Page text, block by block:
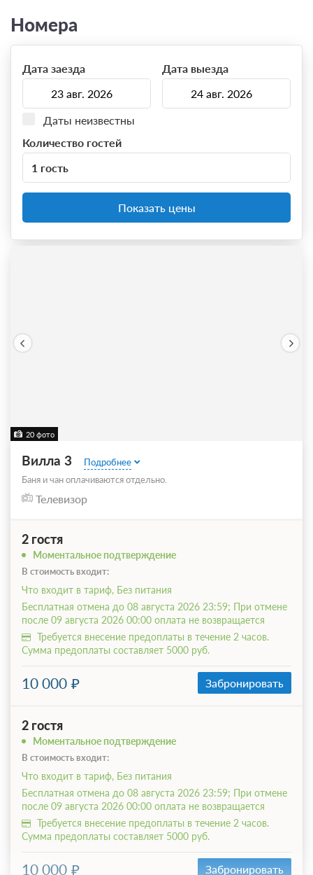
Номера
Дата заезда Дата выезда
Даты неизвестны
Количество гостей
1 гость
Показать цены
20 фото
Вилла 3
Подробнее
Баня и чан оплачиваются отдельно.
Телевизор
2 гостя
Моментальное подтверждение
В стоимость входит:
Что входит в тариф, Без питания
Бесплатная отмена до 08 августа 2026 23:59; При отмене
после 09 августа 2026 00:00 оплата не возвращается
Требуется внесение предоплаты в течение 2 часов.
Сумма предоплаты составляет 5000 руб.
10 000 Забронировать
2 гостя
Моментальное подтверждение
В стоимость входит:
Что входит в тариф, Без питания
Бесплатная отмена до 08 августа 2026 23:59; При отмене
после 09 августа 2026 00:00 оплата не возвращается
Требуется внесение предоплаты в течение 2 часов.
Сумма предоплаты составляет 5000 руб.
10 000 Забронировать